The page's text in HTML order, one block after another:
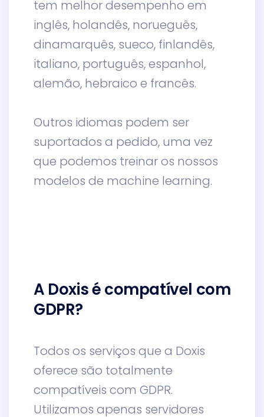
tem melhor desempenho em
inglês, holandês, norueguês,
dinamarquês, sueco, finlandês,
italiano, português, espanhol,
alemão, hebraico e francês.
Outros idiomas podem ser
suportados a pedido, uma vez
que podemos treinar os nossos
modelos de machine learning.
A Doxis é compatível com
GDPR?
Todos os serviços que a Doxis
oferece são totalmente
compatíveis com GDPR.
Utilizamos apenas servidores